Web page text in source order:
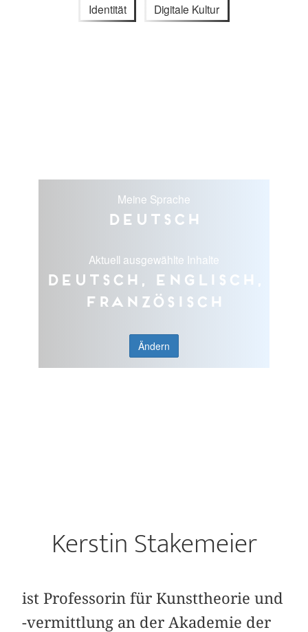
Identität Digitale Kultur
Meine Sprache
Deutsch
Aktuell ausgewählte Inhalte
Deutsch, Englisch,
Französisch
Ändern
Kerstin Stakemeier
ist Professorin für Kunsttheorie und
-vermittlung an der Akademie der